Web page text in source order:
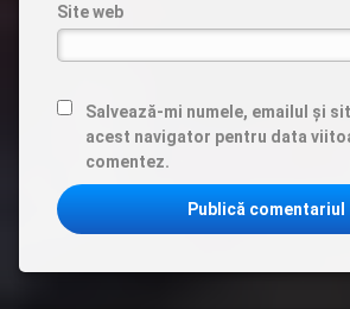
Site web
Salvează-mi numele, emailul și
acest navigator pentru data
comentez.